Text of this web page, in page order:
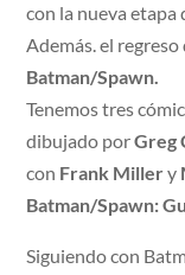
con la nueva etapa
Además. el
Batman/Spawn.
Tenemos tres
dibujado porGreg
con Frank Millery
Batman/Spawn:
Siguiendo con